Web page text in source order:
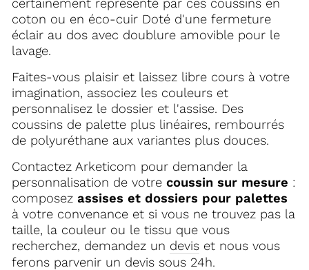
coton ou en éco-cuir Doté d'une fermeture
éclair au dos avec doublure amovible pour le
lavage.
Faites-vous plaisir et laissez libre cours à votre
imagination, associez les couleurs et
personnalisez le dossier et l'assise. Des
coussins de palette plus linéaires, rembourrés
de polyuréthane aux variantes plus douces.
Contactez Arketicom pour demander la
personnalisation de votre coussin sur mesure :
composez assises et dossiers pour palettes
à votre convenance et si vous ne trouvez pas la
taille, la couleur ou le tissu que vous
recherchez, demandez un devis et nous vous
ferons parvenir un devis sous 24h.